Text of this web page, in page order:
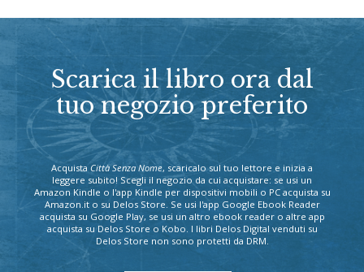
Scarica il libro ora dal
tuo negozio preferito
Acquista Città Senza Nome, scaricalo sul tuo lettore e inizia a
leggere subito! Scegli il negozio da cui acquistare: se usi un
Amazon Kindle o l'app Kindle per dispositivi mobili o PC acquista su
Amazon.it o su Delos Store. Se usi l'app Google Ebook Reader
acquista su Google Play, se usi un altro ebook reader o altre app
acquista su Delos Store o Kobo. I libri Delos Digital venduti su
Delos Store non sono protetti da DRM.